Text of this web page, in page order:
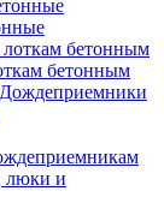
бетонным
Дождеприемники